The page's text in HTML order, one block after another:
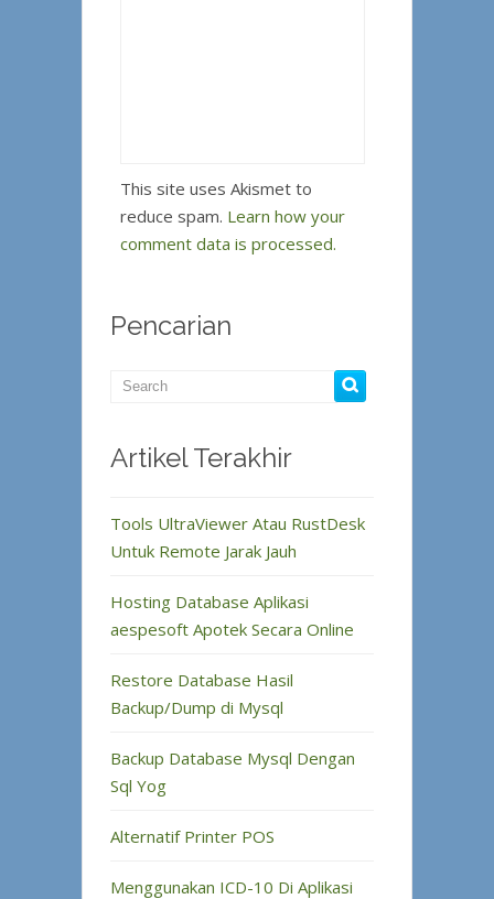
This site uses Akismet to
reduce spam. Learn how your
comment data is processed.
Pencarian
Artikel Terakhir
Tools UltraViewer Atau RustDesk
Untuk Remote Jarak Jauh
Hosting Database Aplikasi
aespesoft Apotek Secara Online
Restore Database Hasil
Backup/Dump di Mysql
Backup Database Mysql Dengan
Sql Yog
Alternatif Printer POS
Menggunakan ICD-10 Di Aplikasi